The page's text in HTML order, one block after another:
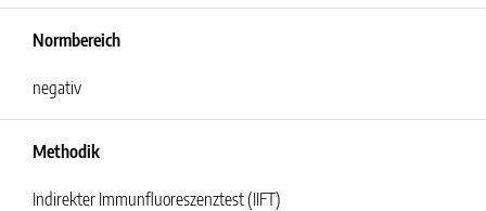
Normbereich
negativ
Methodik
Indirekter Immunfluoreszenztest (IIFT)